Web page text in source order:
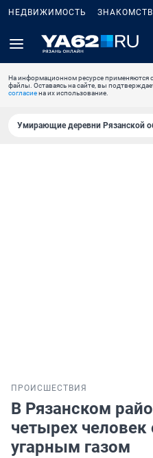
НЕДВИЖИМОСТЬ
На информационном ресурсе применяются
файлы. Оставаясь на сайте, вы
согласиена их использование.
Умирающие деревни Рязанской
ПРОИСШЕСТВИЯ
В Рязанском
четырех человек
угарным газом